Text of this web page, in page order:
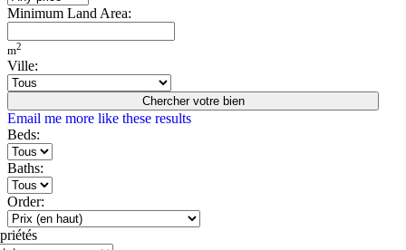
Minimum Land Area:
m2
Ville:
Chercher votre bien
Email me more like these results
Beds:
Baths:
Order: